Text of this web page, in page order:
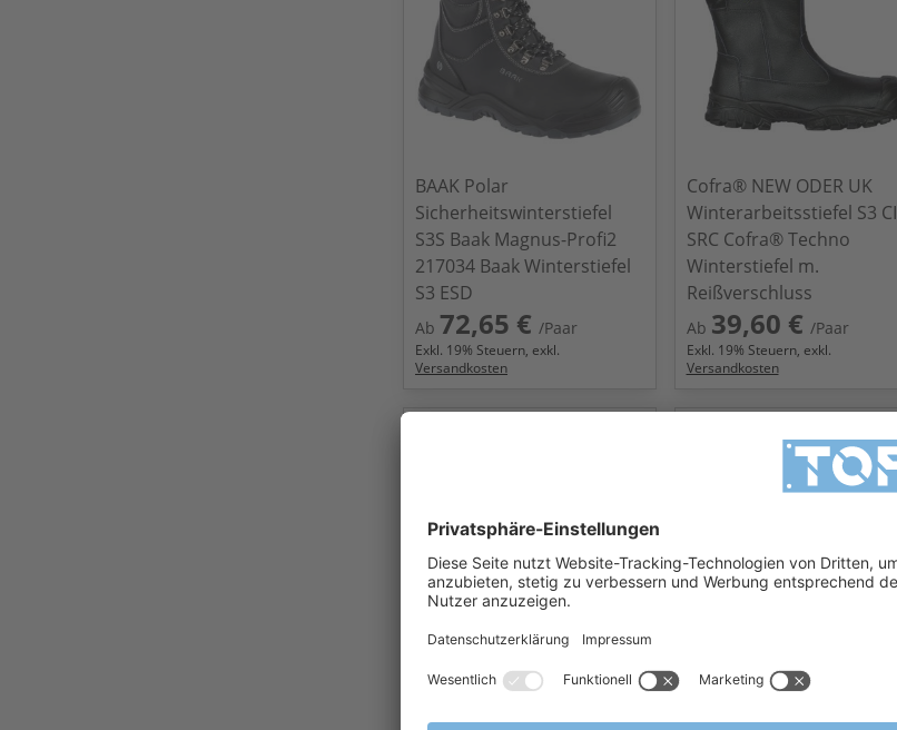
BAAK Polar
Sicherheitswinterstiefel
S3S Baak Magnus-Profi2
217034 Baak Winterstiefel
S3 ESD
Ab 72,65 € /Paar
Exkl. 19% Steuern, exkl.
Versandkosten
Cofra® NEW ODER UK
Winterarbeitsstiefel S3 CI
SRC Cofra® Techno
Winterstiefel m.
Reißverschluss
Ab 39,60 € /Paar
Exkl. 19% Steuern, exkl.
Versandkosten